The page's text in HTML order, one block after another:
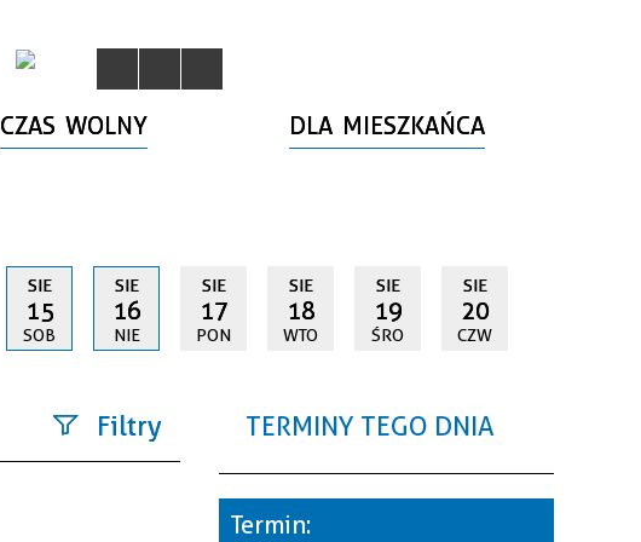
CZAS WOLNY DLA MIESZKAŃCA
SIE
15
SOB
SIE
16
NIE
SIE
17
PON
SIE
18
WTO
SIE
19
ŚRO
SIE
20
CZW
Filtry TERMINY TEGO DNIA
Termin: